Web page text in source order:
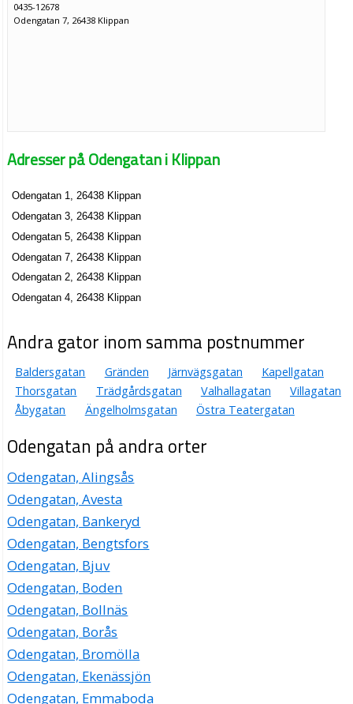
0435-12678
Odengatan 7, 26438 Klippan
Adresser på Odengatan i Klippan
Odengatan 1, 26438 Klippan
Odengatan 3, 26438 Klippan
Odengatan 5, 26438 Klippan
Odengatan 7, 26438 Klippan
Odengatan 2, 26438 Klippan
Odengatan 4, 26438 Klippan
Andra gator inom samma postnummer
Baldersgatan Gränden Järnvägsgatan
Kapellgatan
Thorsgatan
Trädgårdsgatan Valhallagatan
Villagatan
Åbygatan
Ängelholmsgatan Östra Teatergatan
Odengatan på andra orter
Odengatan, Alingsås
Odengatan, Avesta
Odengatan, Bankeryd
Odengatan, Bengtsfors
Odengatan, Bjuv
Odengatan, Boden
Odengatan, Bollnäs
Odengatan, Borås
Odengatan, Bromölla
Odengatan, Ekenässjön
Odengatan, Emmaboda